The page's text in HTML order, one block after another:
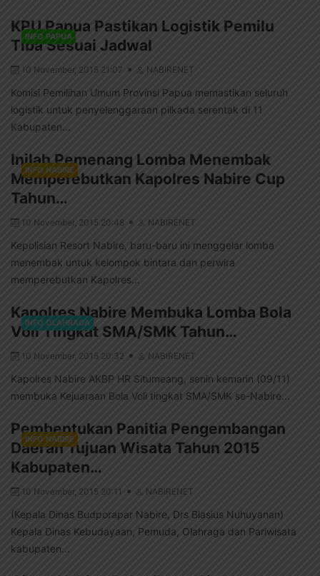
INFO PAPUA
KPU Papua Pastikan Logistik Pemilu
Tiba Sesuai Jadwal
10 November, 2015 21:07 NABIRENET
Komisi Pemilihan Umum Provinsi Papua memastikan seluruh
logistik untuk penyelenggaraan pilkada serentak di 11
Kabupaten...
INFO NABIRE
Inilah Pemenang Lomba Menembak
Memperebutkan Kapolres Nabire Cup
Tahun…
10 November, 2015 20:48 NABIRENET
Kepolisian Resort Nabire, baru-baru ini menggelar lomba
menembak untuk kelompok bintara dan perwira
memperebutkan Kapolres...
INFO OLAHRAGA
Kapolres Nabire Membuka Lomba Bola
Voli Tingkat SMA/SMK Tahun…
10 November, 2015 20:32 NABIRENET
Kapolres Nabire AKBP HR Situmeang, senin kemarin (09/11)
membuka Kejuaraan Bola Voli tingkat SMA/SMK se-Nabire...
INFO NABIRE
Pembentukan Panitia Pengembangan
Daerah Tujuan Wisata Tahun 2015
Kabupaten…
10 November, 2015 20:11 NABIRENET
(Kepala Dinas Budporapar Nabire, Drs Blasius Nuhuyanan)
Kepala Dinas Kebudayaan, Pemuda, Olahraga dan Pariwisata
kabupaten...